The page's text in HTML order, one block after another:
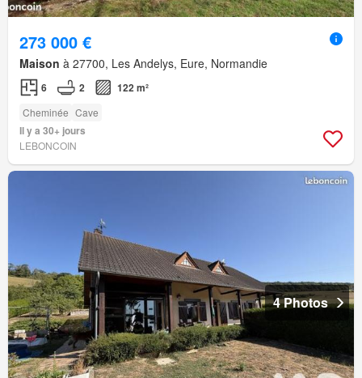
273 000 €
Maison à 27700, Les Andelys, Eure, Normandie
6 2 122 m²
Cheminée Cave
Il y a 30+ jours
LEBONCOIN
4 Photos